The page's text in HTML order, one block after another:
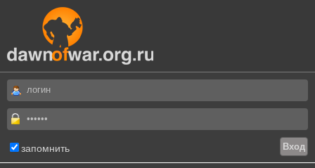
запомнить